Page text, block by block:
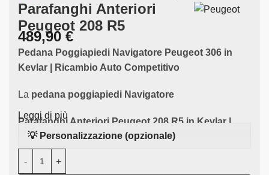
Parafanghi Anteriori
Peugeot 208 R5
489,90 €
Pedana Poggiapiedi Navigatore Peugeot 306 in
Kevlar | Ricambio Auto Competitivo
La pedana poggiapiedi Navigatore
Parafanghi Anteriori Peugeot 208 R5 in Kevlar |
Ricambio Auto Competitivo
La coppia di
Leggi di più
💡 Personalizzazione (opzionale)